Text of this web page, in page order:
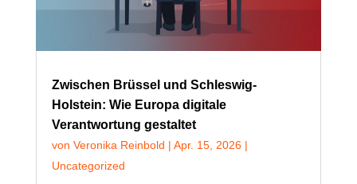
Zwischen Brüssel und Schleswig-
Holstein: Wie Europa digitale
Verantwortung gestaltet
von Veronika Reinbold | Apr. 15, 2026|
Uncategorized